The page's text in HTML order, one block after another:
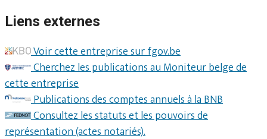
Liens externes
Voir cette entreprise sur fgov.be
Cherchez les publications au Moniteur belge de
cette entreprise
Publications des comptes annuels à la BNB
Consultez les statuts et les pouvoirs de
représentation (actes notariés).